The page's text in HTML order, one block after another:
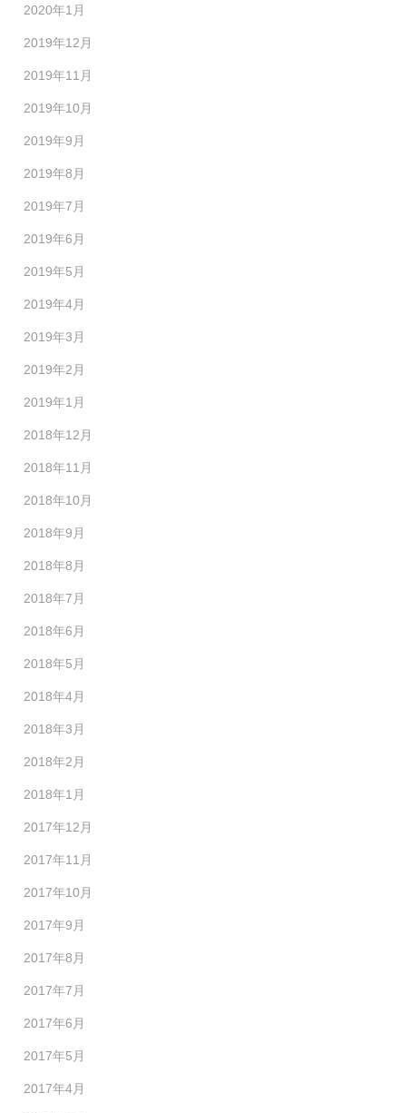
2020年1月
2019年12月
2019年11月
2019年10月
2019年9月
2019年8月
2019年7月
2019年6月
2019年5月
2019年4月
2019年3月
2019年2月
2019年1月
2018年12月
2018年11月
2018年10月
2018年9月
2018年8月
2018年7月
2018年6月
2018年5月
2018年4月
2018年3月
2018年2月
2018年1月
2017年12月
2017年11月
2017年10月
2017年9月
2017年8月
2017年7月
2017年6月
2017年5月
2017年4月